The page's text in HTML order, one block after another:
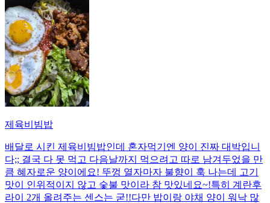
제육비빔밥
배달로 시킨 제육비빔밥인데 혼자먹기엔 양이 진짜 대박입니
다;; 결국 다 못 먹고 다음날까지 먹으려고 따로 남겨두었을 만
큼 혜자로운 양이에요! 뚜껑 열자마자 불향이 훅 나는데 고기
맛이 인위적이지 않고 숯불 맛이라 참 맛있네요~!특히 계란후
라이 2개 올려주는 센스는 굳!! ​다만 밥이랑 야채 양이 워낙 많